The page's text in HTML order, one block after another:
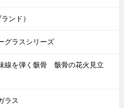
ンド）
グラスシリーズ
線を弾く骸骨 骸骨の花火見立
ラス